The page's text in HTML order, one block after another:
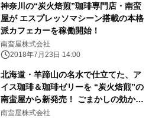
神奈川の“炭火焙煎”珈琲専門店・南蛮
屋が エスプレッソマシーン搭載の本格
派カフェカーを稼働開始！
南蛮屋株式会社
2018年7月23日 14:00
北海道・羊蹄山の名水で仕立てた、ア
イス珈琲＆珈琲ゼリーを “炭火焙煎”の
南蛮屋から新発売！ ごまかしの効かな
い“無糖”にこだわった新商品
南蛮屋株式会社